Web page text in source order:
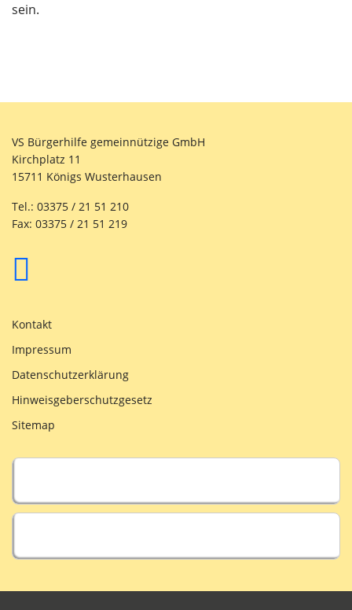
sein.
VS Bürgerhilfe gemeinnützige GmbH
Kirchplatz 11
15711 Königs Wusterhausen
Tel.: 03375 / 21 51 210
Fax: 03375 / 21 51 219
Kontakt
Impressum
Datenschutzerklärung
Hinweisgeberschutzgesetz
Sitemap